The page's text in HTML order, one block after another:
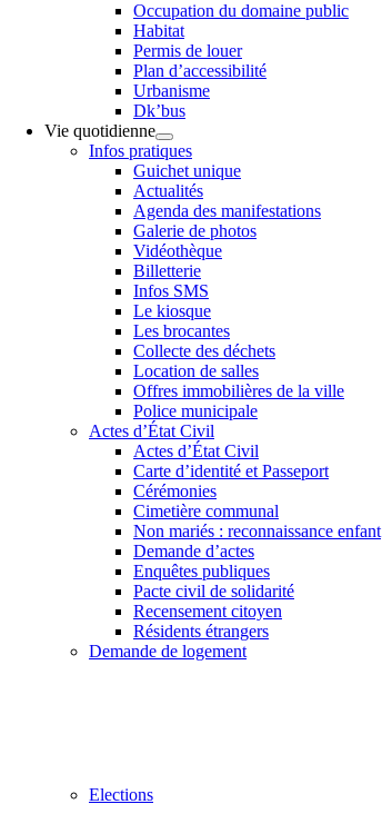
Occupation du domaine public
Habitat
Permis de louer
Plan d’accessibilité
Urbanisme
Dk’bus
Vie quotidienne
Infos pratiques
Guichet unique
Actualités
Agenda des manifestations
Galerie de photos
Vidéothèque
Billetterie
Infos SMS
Le kiosque
Les brocantes
Collecte des déchets
Location de salles
Offres immobilières de la ville
Police municipale
Actes d’État Civil
Actes d’État Civil
Carte d’identité et Passeport
Cérémonies
Cimetière communal
Non mariés : reconnaissance enfant
Demande d’actes
Enquêtes publiques
Pacte civil de solidarité
Recensement citoyen
Résidents étrangers
Demande de logement
Elections